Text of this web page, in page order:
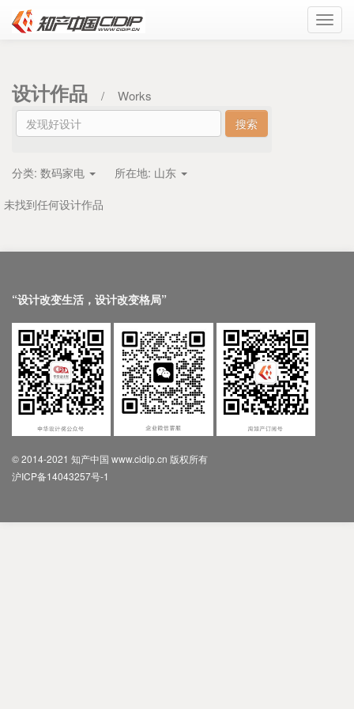
设计作品 / Works
分类: 数码家电 所在地: 山东
未找到任何设计作品
“设计改变生活，设计改变格局”
© 2014-2021 知产中国 www.cidip.cn 版权所有
沪ICP备14043257号-1